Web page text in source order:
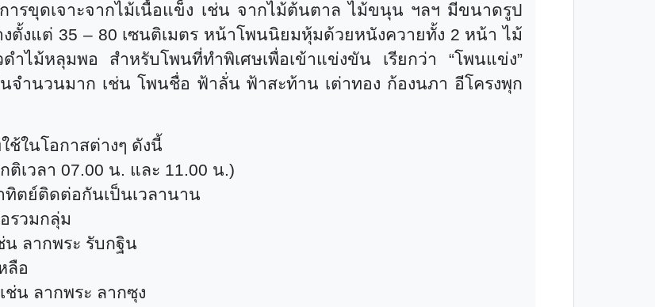
รขุดเจาะจากไม้เนื้อแข็ง เช่น จากไม้ต้นตาล ไม้ขนุน ฯลฯ มีขนาดรูป
ตั้งแต่ 35 – 80 เซนติเมตร หน้าโพนนิยมหุ้มด้วยหนังควายทั้ง 2 หน้า ไม้
ำไม้หลุมพอ สำหรับโพนที่ทำพิเศษเพื่อเข้าแข่งขัน เรียกว่า “โพนแข่ง”
จำนวนมาก เช่น โพนชื่อ ฟ้าลั่น ฟ้าสะท้าน เต่าทอง ก้องนภา อีโครงพุก
ในโอกาสต่างๆ ดังนี้
เวลา 07.00 น. และ 11.00 น.)
ทิตย์ติดต่อกันเป็นเวลานาน
รวมกลุ่ม
น ลากพระ รับกฐิน
ลือ
ช่น ลากพระ ลากซุง